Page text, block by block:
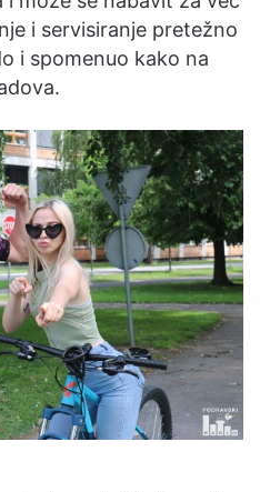
i servisiranje pretežno
i spomenuo kako na